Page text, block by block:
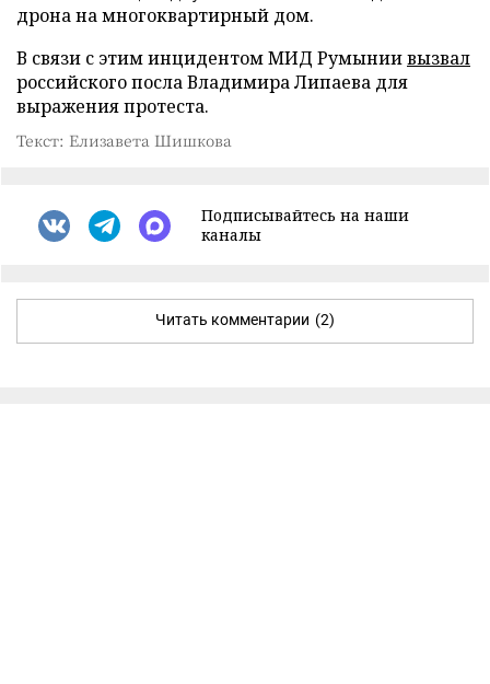
дрона на многоквартирный дом.
В связи с этим инцидентом МИД Румыниивызвал
российского посла Владимира Липаева для
выражения протеста.
Текст: Елизавета Шишкова
Подписывайтесь на наши
каналы
Читать комментарии (2)